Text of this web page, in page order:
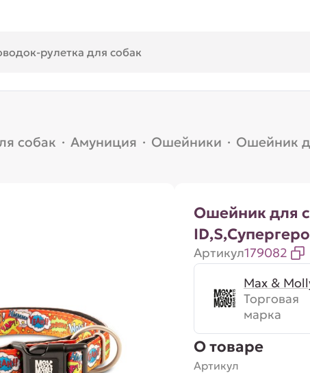
собак · Амуниция · Ошейники · Ошейник
Ошейник для
Артикул179082
Max &
Торговая
марка
О товаре
Артикул